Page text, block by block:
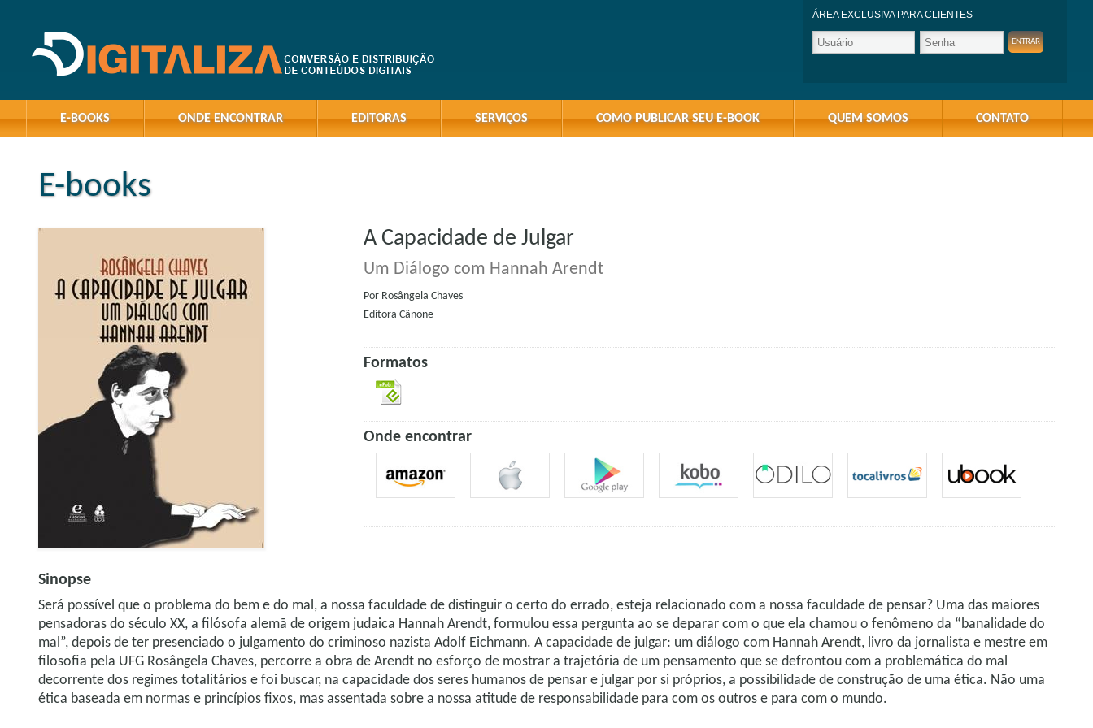
ÁREA EXCLUSIVA PARA CLIENTES
E-BOOKS ONDE ENCONTRAR EDITORAS SERVIÇOS COMO PUBLICAR SEU E-BOOK QUEM SOMOS CONTATO
E-books
A Capacidade de Julgar
Um Diálogo com Hannah Arendt
Por Rosângela Chaves
Editora Cânone
Formatos
Onde encontrar
Sinopse
Será possível que o problema do bem e do mal, a nossa faculdade de distinguir o certo do errado, esteja relacionado com a nossa faculdade de pensar? Uma das maiores
pensadoras do século XX, a filósofa alemã de origem judaica Hannah Arendt, formulou essa pergunta ao se deparar com o que ela chamou o fenômeno da “banalidade do
mal”, depois de ter presenciado o julgamento do criminoso nazista Adolf Eichmann. A capacidade de julgar: um diálogo com Hannah Arendt, livro da jornalista e mestre em
filosofia pela UFG Rosângela Chaves, percorre a obra de Arendt no esforço de mostrar a trajetória de um pensamento que se defrontou com a problemática do mal
decorrente dos regimes totalitários e foi buscar, na capacidade dos seres humanos de pensar e julgar por si próprios, a possibilidade de construção de uma ética. Não uma
ética baseada em normas e princípios fixos, mas assentada sobre a nossa atitude de responsabilidade para com os outros e para com o mundo.